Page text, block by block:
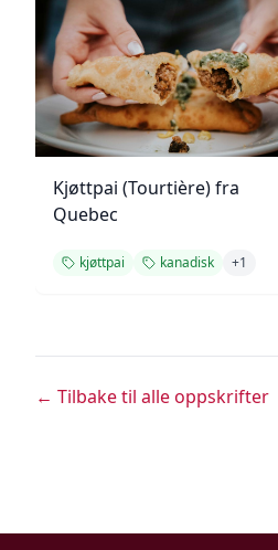
Kjøttpai (Tourtière) fra
Quebec
kjøttpai kanadisk +1
← Tilbake til alle oppskrifter